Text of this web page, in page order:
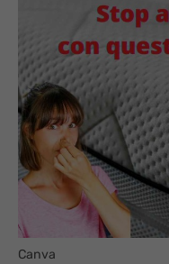
Canva